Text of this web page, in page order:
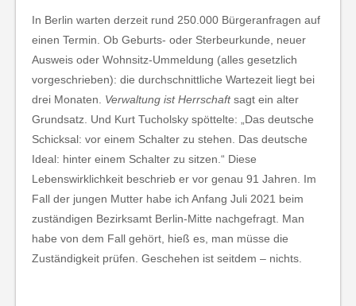
In Berlin warten derzeit rund 250.000 Bürgeranfragen auf
einen Termin. Ob Geburts- oder Sterbeurkunde, neuer
Ausweis oder Wohnsitz-Ummeldung (alles gesetzlich
vorgeschrieben): die durchschnittliche Wartezeit liegt bei
drei Monaten. Verwaltung ist Herrschaftsagt ein alter
Grundsatz. Und Kurt Tucholsky spöttelte: „Das deutsche
Schicksal: vor einem Schalter zu stehen. Das deutsche
Ideal: hinter einem Schalter zu sitzen.“ Diese
Lebenswirklichkeit beschrieb er vor genau 91 Jahren. Im
Fall der jungen Mutter habe ich Anfang Juli 2021 beim
zuständigen Bezirksamt Berlin-Mitte nachgefragt. Man
habe von dem Fall gehört, hieß es, man müsse die
Zuständigkeit prüfen. Geschehen ist seitdem – nichts.